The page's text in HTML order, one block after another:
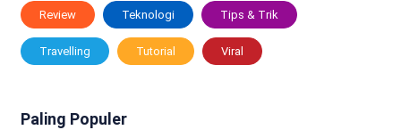
Review Teknologi Tips & Trik
Travelling Tutorial Viral
Paling Populer